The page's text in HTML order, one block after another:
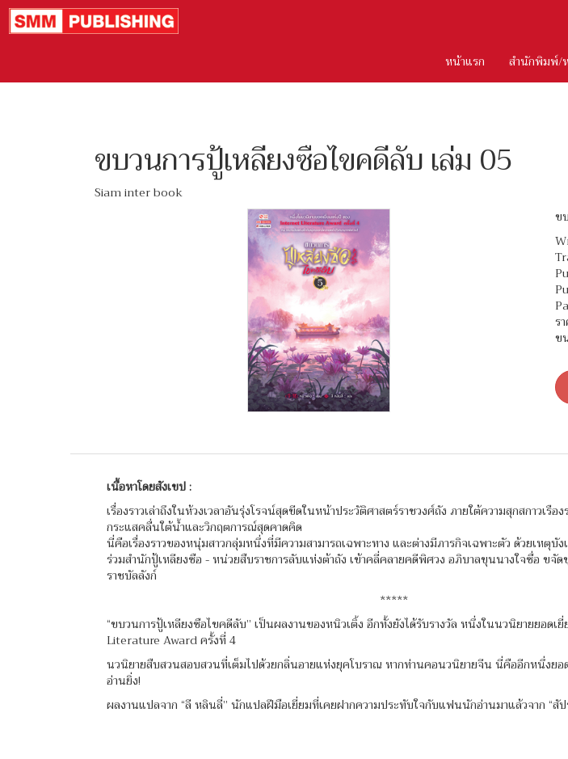
หน้าแรก สำนักพิมพ์/
ขบวนการปู้เหลียงซือไขคดีลับ เล่ม 05
Siam inter book
ข
ร
ข
เนื้อหาโดยสังเขป :
เรื่องราวเล่าถึงในห้วงเวลาอันรุ่งโรจน์สุดขีดในหน้าประวัติศาสตร์ราชวงศ์ถัง ภายใต้ความสุกสกาวเรื
กระแสคลื่นใต้น้ำและวิกฤตการณ์สุดคาดคิด
นี่คือเรื่องราวของหนุ่มสาวกลุ่มหนึ่งที่มีความสามารถเฉพาะทาง และต่างมีภารกิจเฉพาะตัว ด้วยเหตุบัง
ร่วมสำนักปู้เหลียงซือ - หน่วยสืบราชการลับแห่งต้าถัง เข้าคลี่คลายคดีพิศวง อภิบาลขุนนางใจซื่อ ขจั
ราชบัลลังก์
*****
“ขบวนการปู้เหลียงซือไขคดีลับ” เป็นผลงานของหนิวเติ้ง อีกทั้งยังได้รับรางวัล หนึ่งในนวนิยายยอด
Literature Award ครั้งที่ 4
นวนิยายสืบสวนสอบสวนที่เต็มไปด้วยกลิ่นอายแห่งยุคโบราณ หากท่านคอนวนิยายจีน นี่คืออีกหนึ่งยอ
อ่านยิ่ง!
ผลงานแปลจาก “ลี หลินลี่” นักแปลฝีมือเยี่ยมที่เคยฝากความประทับใจกับแฟนนักอ่านมาแล้วจาก “สั